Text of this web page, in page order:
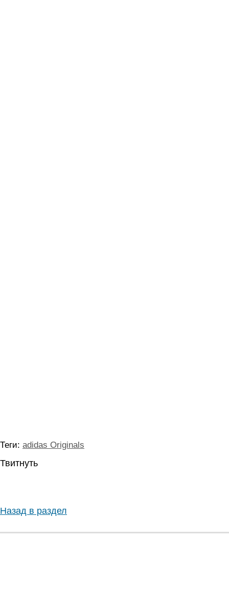
Теги: adidas Originals
Твитнуть
Назад в раздел